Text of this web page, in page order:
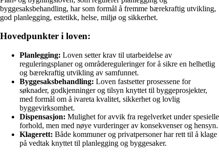
byggesaksbehandling, har som formål å fremme bærekraftig utvikling,
god planlegging, estetikk, helse, miljø og sikkerhet.
Hovedpunkter i loven:
Planlegging: Loven setter krav til utarbeidelse av
reguleringsplaner og områdereguleringer for å sikre en helhetlig
og bærekraftig utvikling av samfunnet.
Byggesaksbehandling: Loven fastsetter prosessene for
søknader, godkjenninger og tilsyn knyttet til byggeprosjekter,
med formål om å ivareta kvalitet, sikkerhet og lovlig
byggevirksomhet.
Dispensasjon: Mulighet for avvik fra regelverket under spesielle
forhold, men med nøye vurderinger av konsekvenser og hensyn.
Klagerett: Både kommuner og privatpersoner har rett til å klage
på vedtak knyttet til planlegging og byggesaker.